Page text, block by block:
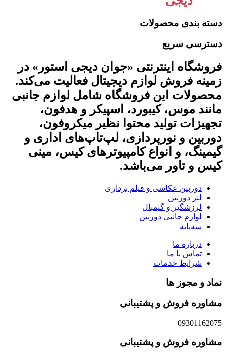
دسته بندی محصولات
دسترسی سریع
فروشگاه اینترنتی «جوان دیجی استور» در
زمینه فروش لوازم دیجیتال فعالیت می‌کند.
محصولات این فروشگاه شامل لوازم جانبی
مانند موس، کیبورد، اسپیکر و هدفون،
تجهیزات تولید محتوا نظیر میکروفون،
دوربین و نورپردازی، لپ‌تاپ‌های اداری و
گیمینگ، و انواع کامپیوترهای کیس، مینی
کیس و تاور می‌باشد.
دوربین عکاسی و فیلم برداری
لنز دوربین
لرزشگیر و گیمبال
لوازم جانبی دوربین
سه‌پایه
درباره ما
تماس با ما
شرایط خدمات
نماد و مجوز ها
مشاوره فروش و پشتیبانی
09301162075
مشاوره فروش و پشتیبانی